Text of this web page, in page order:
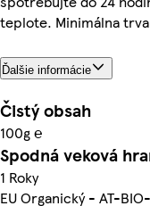
teplote. Minimálna
Ďalšie informácie
Čistý obsah
100g ℮
Spodná veková
1 Roky
EU Organický - AT-